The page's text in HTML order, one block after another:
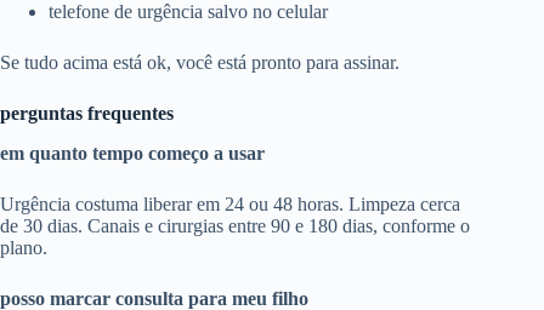
telefone de urgência salvo no celular
Se tudo acima está ok, você está pronto para assinar.
perguntas frequentes
em quanto tempo começo a usar
Urgência costuma liberar em 24 ou 48 horas. Limpeza cerca
de 30 dias. Canais e cirurgias entre 90 e 180 dias, conforme o
plano.
posso marcar consulta para meu filho